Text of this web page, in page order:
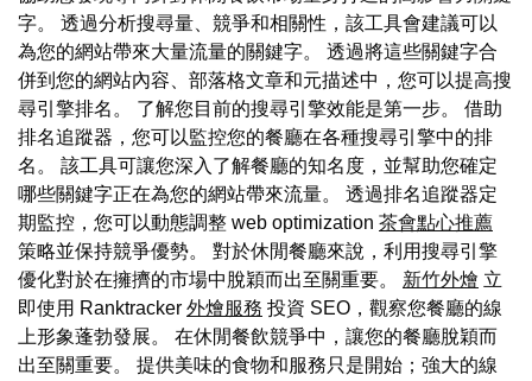
字。 透過分析搜尋量、競爭和相關性，該工具會建議可以
為您的網站帶來大量流量的關鍵字。 透過將這些關鍵字合
併到您的網站內容、部落格文章和元描述中，您可以提高搜
尋引擎排名。 了解您目前的搜尋引擎效能是第一步。 借助
排名追蹤器，您可以監控您的餐廳在各種搜尋引擎中的排
名。 該工具可讓您深入了解餐廳的知名度，並幫助您確定
哪些關鍵字正在為您的網站帶來流量。 透過排名追蹤器定
期監控，您可以動態調整 web optimization 茶會點心推薦
策略並保持競爭優勢。 對於休閒餐廳來說，利用搜尋引擎
優化對於在擁擠的市場中脫穎而出至關重要。 新竹外燴 立
即使用 Ranktracker 外燴服務 投資 SEO，觀察您餐廳的線
上形象蓬勃發展。 在休閒餐飲競爭中，讓您的餐廳脫穎而
出至關重要。 提供美味的食物和服務只是開始；強大的線